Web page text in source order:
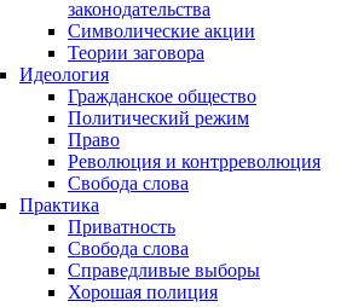
законодательства
Символические акции
Теории заговора
Идеология
Гражданское общество
Политический режим
Право
Революция и контрреволюция
Свобода слова
Практика
Приватность
Свобода слова
Справедливые выборы
Хорошая полиция